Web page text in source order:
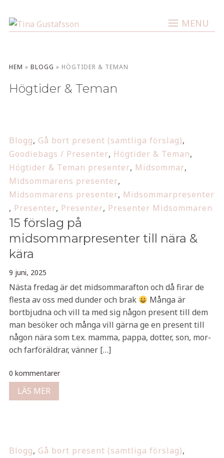
MENU
HEM » BLOGG » HÖGTIDER & TEMAN
Högtider & Teman
Blogg, Gå bort present (samtliga förslag),
Goodiebags / Presenter, Högtider & Teman,
Högtider & Teman presenter, Midsommar,
Midsommarens presenter,
Midsommarens presenter, Midsommarpresenter
, Presenter, Presenter, Presenter Midsommaren
15 förslag på
midsommarpresenter till nära &
kära
9 juni, 2025
Nästa fredag är det midsommarafton och då firar de
flesta av oss med dunder och brak
Många är
bortbjudna och vill ta med sig någon present till dem
man besöker och många vill gärna ge en present till
någon nära som t.ex. mamma, pappa, dotter, son, mor-
och farföräldrar, vänner […]
0 kommentarer
LÄS MER
Blogg, Gå bort present (samtliga förslag),